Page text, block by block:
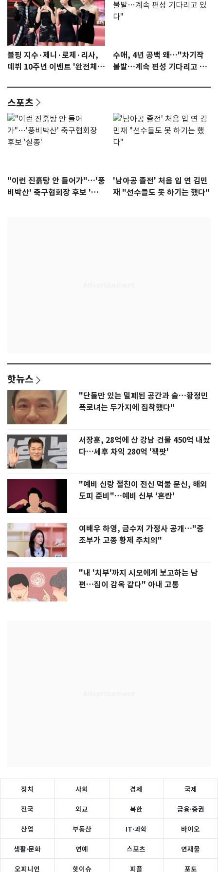
블핑 지수·제니·로제·리사,
데뷔 10주년 이벤트 '완전체'
수애, 4년 공백 왜…"차기작
불발…계속 편성 기다리고 있
스포츠
"이런 진흙탕 안 들어가"…'풍
비박산' 축구협회장 후보 '실
'남아공 졸전' 처음 입 연 김민
재 "선수들도 못 하기는 했다"
핫뉴스
"단둘만 있는 밀폐된 공간과 술…황정민
폭로녀는 두가지에 집착했다"
서장훈, 28억에 산 강남 건물 450억 내놨
다…세후 차익 280억 '잭팟'
"예비 신랑 절친이 전신 먹물 문신, 해외
도피 준비"…예비 신부 '혼란'
여배우 하영, 금수저 가정사 공개…"증
조부가 고종 황제 주치의"
"내 '치부'까지 시모에게 보고하는 남
편…집이 감옥 같다" 아내 고통
정치 사회 경제 국제
전국 외교 북한 금융·증권
산업 부동산 IT·과학 바이오
생활·문화 연예 스포츠 연재물
오피니언 핫이슈 피플 포토